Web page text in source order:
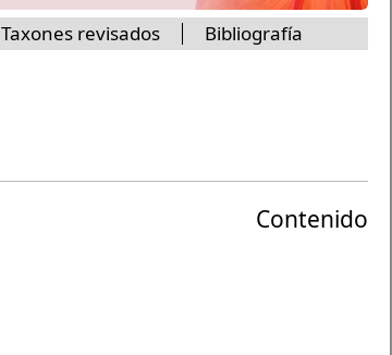
Contenido
Taxones revisados Bibliografía